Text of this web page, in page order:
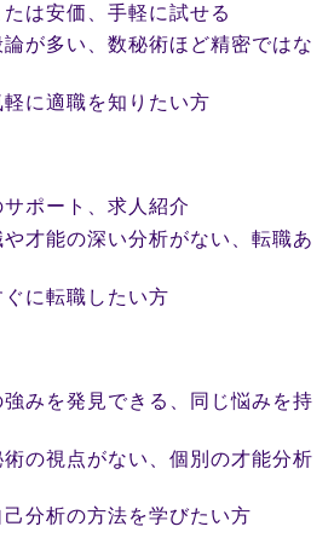
は安価、手軽に試せる
が多い、数秘術ほど精密ではな
に適職を知りたい方
ポート、求人紹介
才能の深い分析がない、転職あ
に転職したい方
強みを発見できる、同じ悩みを持
の視点がない、個別の才能分析
分析の方法を学びたい方